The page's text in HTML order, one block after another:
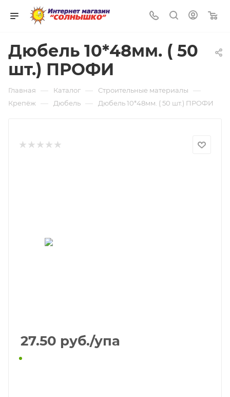
Дюбель 10*48мм. ( 50
шт.) ПРОФИ
Главная — Каталог — Строительные материалы —
Крепёж — Дюбель — Дюбель 10*48мм. ( 50 шт.) ПРОФИ
27.50 руб./упа